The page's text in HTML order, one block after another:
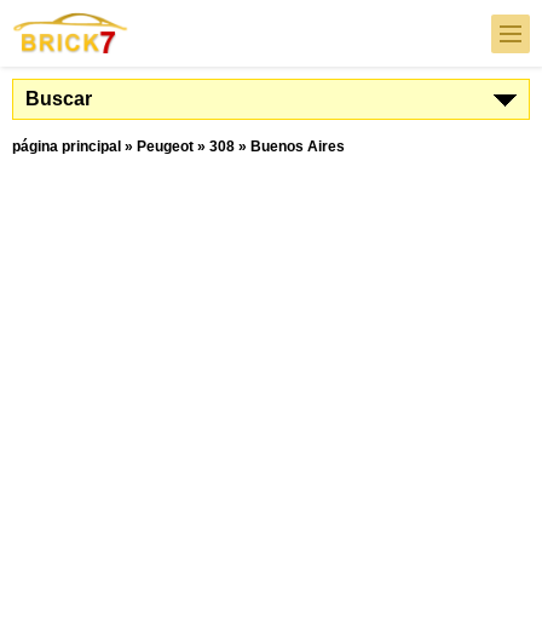
Buscar
página principal » Peugeot » 308 » Buenos Aires